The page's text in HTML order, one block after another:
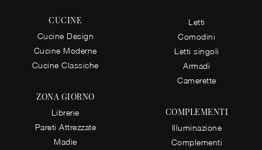
CUCINE
Cucine Design
Cucine Moderne
Cucine Classiche
ZONA GIORNO
Librerie
Pareti Attrezzate
Madie
Letti
Comodini
Letti singoli
Armadi
Camerette
COMPLEMENTI
Illuminazione
Complementi